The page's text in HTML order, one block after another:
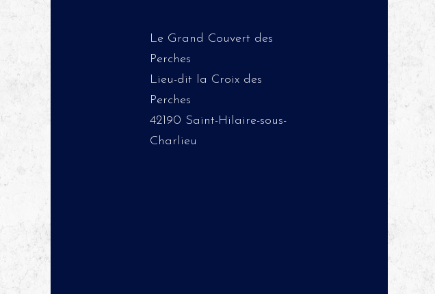
Le Grand Couvert des
Perches
Lieu-dit la Croix des
Perches
42190 Saint-Hilaire-sous-
Charlieu